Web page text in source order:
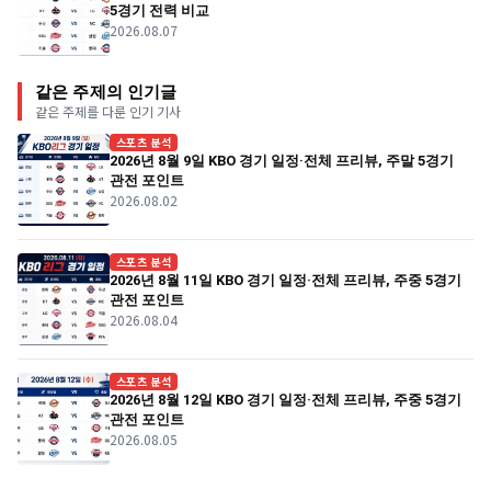
5경기 전력 비교
2026.08.07
같은 주제의 인기글
같은 주제를 다룬 인기 기사
스포츠 분석
2026년 8월 9일 KBO 경기 일정·전체 프리뷰, 주말 5경기
관전 포인트
2026.08.02
스포츠 분석
2026년 8월 11일 KBO 경기 일정·전체 프리뷰, 주중 5경기
관전 포인트
2026.08.04
스포츠 분석
2026년 8월 12일 KBO 경기 일정·전체 프리뷰, 주중 5경기
관전 포인트
2026.08.05